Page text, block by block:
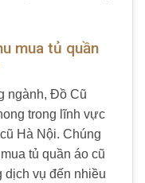
mua tủ quần
ngành, Đồ Cũ
trong lĩnh vực
Hà Nội. Chúng
tủ quần áo cũ
dịch vụ đến nhiều